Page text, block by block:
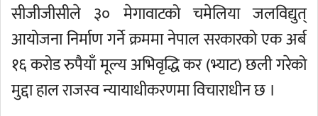
सीजीजीसीले ३० मेगावाटको चमेलिया जलविद्युत्
आयोजना निर्माण गर्ने क्रममा नेपाल सरकारको एक अर्ब
१६ करोड रुपैयाँ मूल्य अभिवृद्धि कर (भ्याट) छली गरेको
मुद्दा हाल राजस्व न्यायाधीकरणमा विचाराधीन छ ।